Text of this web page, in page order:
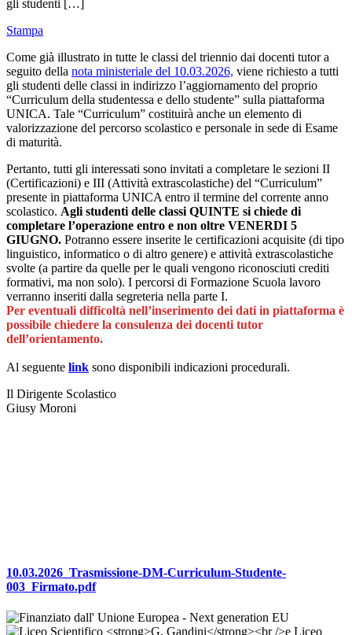
gli studenti […]
Stampa
Come già illustrato in tutte le classi del triennio dai docenti tutor a
seguito della nota ministeriale del 10.03.2026, viene richiesto a tutti
gli studenti delle classi in indirizzo l’aggiornamento del proprio
“Curriculum della studentessa e dello studente” sulla piattaforma
UNICA. Tale “Curriculum” costituirà anche un elemento di
valorizzazione del percorso scolastico e personale in sede di Esame
di maturità.
Pertanto, tutti gli interessati sono invitati a completare le sezioni II
(Certificazioni) e III (Attività extrascolastiche) del “Curriculum”
presente in piattaforma UNICA entro il termine del corrente anno
scolastico. Agli studenti delle classi QUINTE si chiede di
completare l’operazione entro e non oltre VENERDI 5
GIUGNO. Potranno essere inserite le certificazioni acquisite (di tipo
linguistico, informatico o di altro genere) e attività extrascolastiche
svolte (a partire da quelle per le quali vengono riconosciuti crediti
formativi, ma non solo). I percorsi di Formazione Scuola lavoro
verranno inseriti dalla segreteria nella parte I.
Per eventuali difficoltà nell’inserimento dei dati in piattaforma è
possibile chiedere la consulenza dei docenti tutor
dell’orientamento.
Al seguente link sono disponibili indicazioni procedurali.
Il Dirigente Scolastico
Giusy Moroni
10.03.2026_Trasmissione-DM-Curriculum-Studente-
003_Firmato.pdf